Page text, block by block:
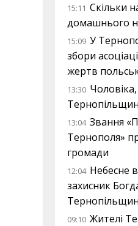
15:11 Скільки
домашнього
15:09 У
збори
жертв
13:30
13:04 Звання
Тернополя»
громади
12:04 Небесне
захисник
09:10 Жителі